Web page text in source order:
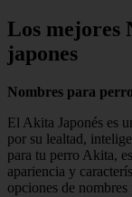
Los mejores
japones
Nombres para
El Akita Japonés es
por su lealtad,
para tu perro Akita,
apariencia y
opciones de